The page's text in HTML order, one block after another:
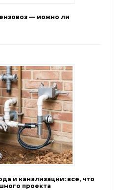
— можно ли
и канализации: все, что
проекта